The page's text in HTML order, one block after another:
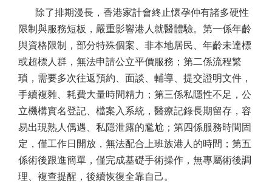
除了排期漫長，香港家計會終止懷孕仲有諸多硬性
限制與服務短板，嚴重影響港人就醫體驗。第一係年齡
與資格限制，部分特殊個案、非本地居民、年齡未達標
或超標人群，無法申請公立平價服務；第二係流程繁
瑣，需要多次往返預約、面談、輔導、提交證明文件，
手續複雜、耗費大量時間精力；第三係私隱性不足，公
立機構實名登記、檔案入系統，醫療記錄長期留存，容
易出現熟人偶遇、私隱泄露的尷尬；第四係服務時間固
定，僅工作日開放，無法配合上班族港人的時間；第五
係術後跟進簡單，僅完成基礎手術操作，無專屬術後調
理、複查提醒，後續恢復全靠自己。